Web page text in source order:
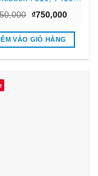
TPHCM
Giá
là:
₫950,000.
₫750,000Giá
tại
VÀO GIỎ HÀNG